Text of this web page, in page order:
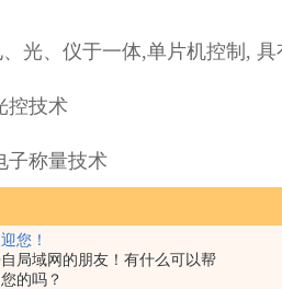
您！
局域网的朋友！有什么可以帮
的吗？
光、仪于一体,单片机控制,
控技术
子称量技术
机在5-5000g内通过电子秤
粉剂状、颗粒状物料均可适